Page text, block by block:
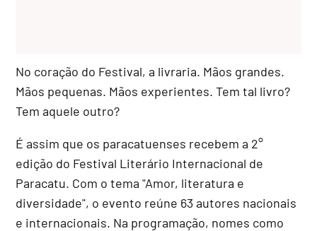
No coração do Festival, a livraria. Mãos grandes.
Mãos pequenas. Mãos experientes. Tem tal livro?
Tem aquele outro?
É assim que os paracatuenses recebem a 2°
edição do Festival Literário Internacional de
Paracatu. Com o tema "Amor, literatura e
diversidade", o evento reúne 63 autores nacionais
e internacionais. Na programação, nomes como